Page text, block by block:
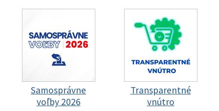
Samosprávne
voľby 2026
Transparentné
vnútro